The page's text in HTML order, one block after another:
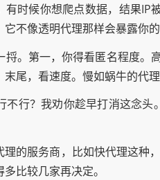
有时候你想爬点数据，结果
不像透明代理那样会暴露你
。第一，你得看匿名程度
尾，看速度。慢如蜗牛的代
不行？我劝你趁早打消这念
的服务商，比如快代理这种
比较几家再决定。